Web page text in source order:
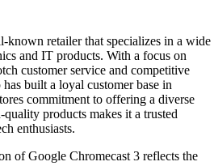
known retailer that specializes in a wide
and IT products. With a focus on
customer service and competitive
built a loyal customer base in
commitment to offering a diverse
products makes it a trusted
enthusiasts.
of Google Chromecast 3 reflects the